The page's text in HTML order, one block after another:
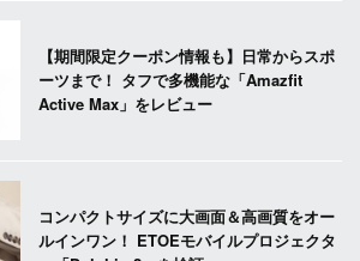
【期間限定クーポン情報も】日常からスポ
ーツまで！ タフで多機能な「Amazfit
Active Max」をレビュー
コンパクトサイズに大画面＆高画質をオー
ルインワン！ ETOEモバイルプロジェクタ